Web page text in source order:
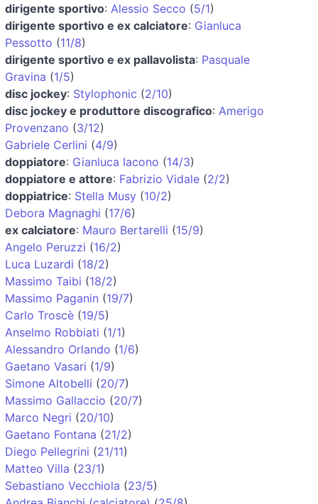
dirigente sportivo: Alessio Secco (5/1)
dirigente sportivo e ex calciatore: Gianluca
Pessotto (11/8)
dirigente sportivo e ex pallavolista: Pasquale
Gravina (1/5)
disc jockey: Stylophonic (2/10)
disc jockey e produttore discografico: Amerigo
Provenzano (3/12)
Gabriele Cerlini (4/9)
doppiatore: Gianluca Iacono (14/3)
doppiatore e attore: Fabrizio Vidale (2/2)
doppiatrice: Stella Musy (10/2)
Debora Magnaghi (17/6)
ex calciatore: Mauro Bertarelli (15/9)
Angelo Peruzzi (16/2)
Luca Luzardi (18/2)
Massimo Taibi (18/2)
Massimo Paganin (19/7)
Carlo Troscè (19/5)
Anselmo Robbiati (1/1)
Alessandro Orlando (1/6)
Gaetano Vasari (1/9)
Simone Altobelli (20/7)
Massimo Gallaccio (20/7)
Marco Negri (20/10)
Gaetano Fontana (21/2)
Diego Pellegrini (21/11)
Matteo Villa (23/1)
Sebastiano Vecchiola (23/5)